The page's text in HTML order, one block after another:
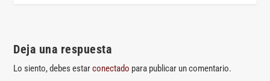
Deja una respuesta
Lo siento, debes estarconectado para publicar un comentario.